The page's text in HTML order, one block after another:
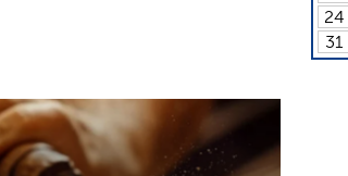
24
31